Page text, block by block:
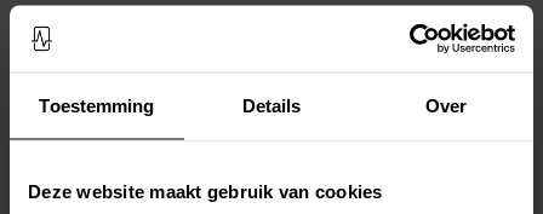
Toestemming Details Over
Deze website maakt gebruik van cookies
2-pack Zijborstels - geschikt voor
Dreame L40 Ultra Zwart
Zijborstel - geschikt voor Dreame L40